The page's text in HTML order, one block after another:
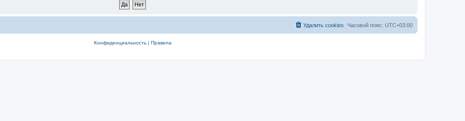
Часовой пояс: UTC+03:00
Удалить cookies
Конфиденциальность| Правила